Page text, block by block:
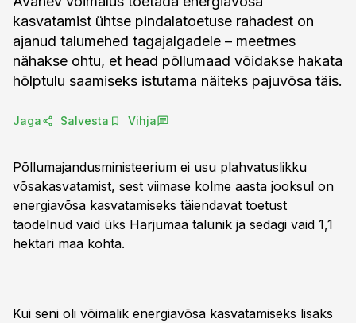
kasvatamist ühtse pindalatoetuse rahadest on
ajanud talumehed tagajalgadele – meetmes
nähakse ohtu, et head põllumaad võidakse hakata
hõlptulu saamiseks istutama näiteks pajuvõsa täis.
Jaga Salvesta Vihja
Põllumajandusministeerium ei usu plahvatuslikku
võsakasvatamist, sest viimase kolme aasta jooksul on
energiavõsa kasvatamiseks täiendavat toetust
taodelnud vaid üks Harjumaa talunik ja sedagi vaid 1,1
hektari maa kohta.
Kui seni oli võimalik energiavõsa kasvatamiseks lisaks